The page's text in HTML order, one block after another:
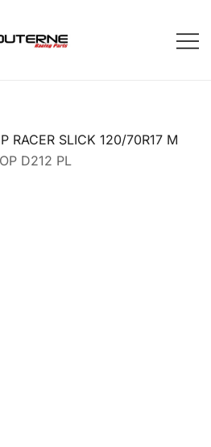
RACER SLICK 120/70R17 M
D212 PL